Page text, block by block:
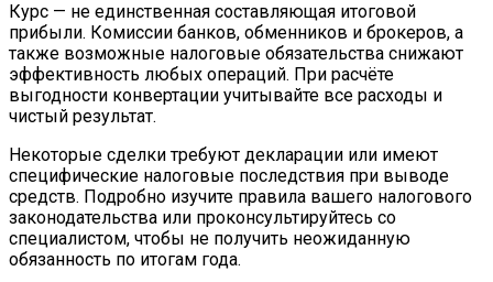
Курс — не единственная составляющая итоговой
прибыли. Комиссии банков, обменников и брокеров, а
также возможные налоговые обязательства снижают
эффективность любых операций. При расчёте
выгодности конвертации учитывайте все расходы и
чистый результат.
Некоторые сделки требуют декларации или имеют
специфические налоговые последствия при выводе
средств. Подробно изучите правила вашего налогового
законодательства или проконсультируйтесь со
специалистом, чтобы не получить неожиданную
обязанность по итогам года.